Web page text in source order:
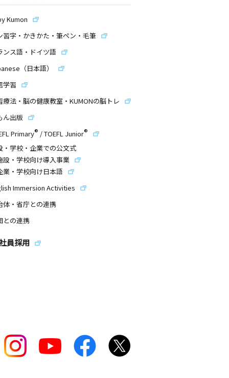
Kumon
習字・かきかた・筆ペン・毛筆
ンス語・ドイツ語
（日本語）
学習
療法・脳の健康教室・KUMONの脳トレ
ん出版
Primary® /TOEFL Junior®
・学校・企業での公文式
設・学校向け導入事業
業・学校向け日本語
Immersion Activities
体・省庁との連携
との連携
員採用